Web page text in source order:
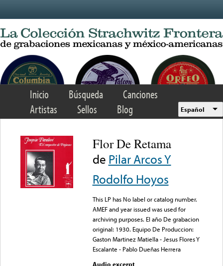
Inicio Búsqueda
Canciones
Artistas
Sellos Blog Español
Flor De Retama
de Pilar Arcos Y
Rodolfo Hoyos
This LP has No label or catalog number.
AMEF and year issued was used for
archiving purposes. El año De grabacion
original: 1930. Equipo De Produccion:
Gaston Martinez Matiella - Jesus Flores Y
Escalante - Pablo Dueñas Herrera
Audio excerpt